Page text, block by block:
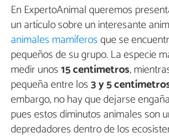
En ExpertoAnimal queremos
un artículo sobre un interesante
animales mamíferosque se
pequeños de su grupo. La especie
medir unos15 centímetros,
pequeña entre los3 y 5
embargo, no hay que dejarse
pues estos diminutos animales son
depredadores dentro de los